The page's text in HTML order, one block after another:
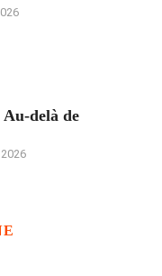
delà de